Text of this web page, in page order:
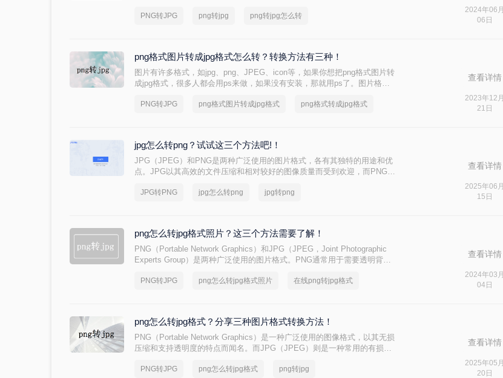
JPG（Joint Photographic Experts Group）格式，因为JPG格式具有较小的
PNG转JPG png转jpg png转jpg怎么转
2024年06月
06日
png格式图片转成jpg格式怎么转？转换方法有三种！
图片有许多格式，如jpg、png、JPEG、icon等，如果你想把png格式图片转
成jpg格式，很多人都会用ps来做，如果没有安装，那就用ps了。图片格式
转方法。一起来看看吧。
PNG转JPG png格式图片转成jpg格式 png格式转成jpg格式
查看详情
2023年12月
21日
jpg怎么转png？试试这三个方法吧!！
JPG（JPEG）和PNG是两种广泛使用的图片格式，各有其独特的用途和优
点。JPG以其高效的文件压缩和相对较好的图像质量而受到欢迎，而PNG则
为PNG格式，以保留透明度或追求无损压缩。那么jpg怎么转png呢？下面，
JPG转PNG jpg怎么转png jpg转png
查看详情
2025年06月
15日
png怎么转jpg格式照片？这三个方法需要了解！
PNG（Portable Network Graphics）和JPG（JPEG，Joint Photographic
Experts Group）是两种广泛使用的图片格式。PNG通常用于需要透明背景
域，因为它能在保持较好图像质量的同时减小文件大小。那么png怎么转jpg
PNG转JPG png怎么转jpg格式照片 在线png转jpg格式
查看详情
2024年03月
04日
png怎么转jpg格式？分享三种图片格式转换方法！
PNG（Portable Network Graphics）是一种广泛使用的图像格式，以其无损
压缩和支持透明度的特点而闻名。而JPG（JPEG）则是一种常用的有损压
能需要将PNG格式的图片转换为JPG格式，以减小文件大小、提高兼容性或
PNG转JPG png怎么转jpg格式 png转jpg
查看详情
2025年05月
20日